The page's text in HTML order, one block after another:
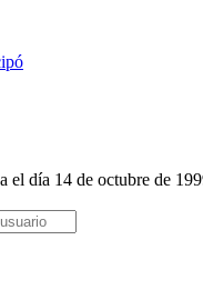
el día 14 de octubre de